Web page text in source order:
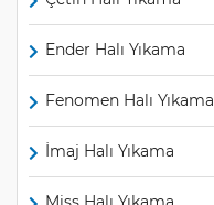
Ender Halı Yıkama
Fenomen Halı Yıkama
İmaj Halı Yıkama